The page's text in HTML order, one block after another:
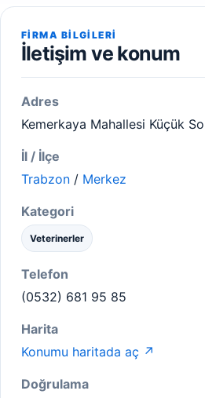
FIRMA BILGILERI
İletişim ve konum
Adres
Kemerkaya Mahallesi Küçük
İl / İlçe
Trabzon / Merkez
Kategori
Veterinerler
Telefon
(0532) 681 95 85
Harita
Konumu haritada aç ↗
Doğrulama